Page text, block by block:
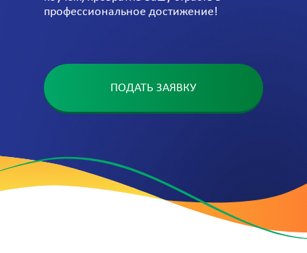
профессиональное достижение!
ПОДАТЬ ЗАЯВКУ